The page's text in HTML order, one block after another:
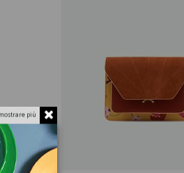
più